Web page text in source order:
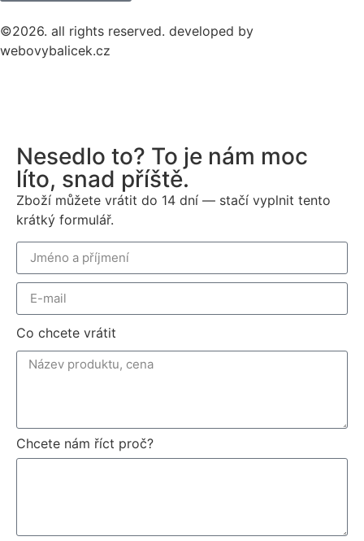
©2026. all rights reserved. developed by
webovybalicek.cz
Nesedlo to? To je nám moc
líto, snad příště.
Zboží můžete vrátit do 14 dní — stačí vyplnit tento
krátký formulář.
Co chcete vrátit
Chcete nám říct proč?